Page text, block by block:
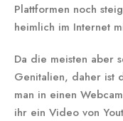
Plattformen noch
heimlich im Internet
Da die meisten aber
Genitalien, daher ist
man in einen
ihr ein Video von